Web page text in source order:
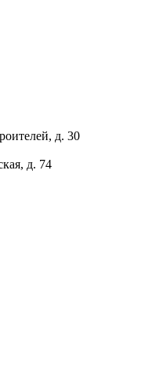
д. 30
д. 74